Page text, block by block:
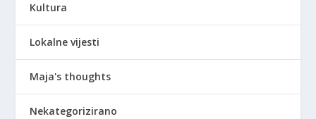
Kultura
Lokalne vijesti
Maja's thoughts
Nekategorizirano